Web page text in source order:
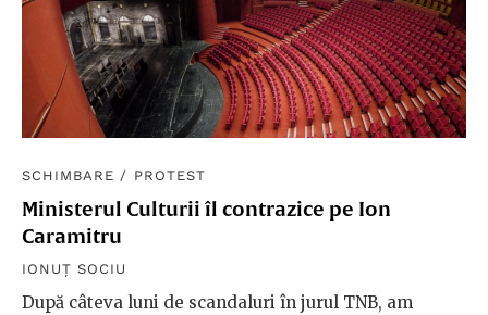
SCHIMBARE / PROTEST
Ministerul Culturii îl contrazice pe Ion
Caramitru
IONUȚ SOCIU
După câteva luni de scandaluri în jurul TNB, am